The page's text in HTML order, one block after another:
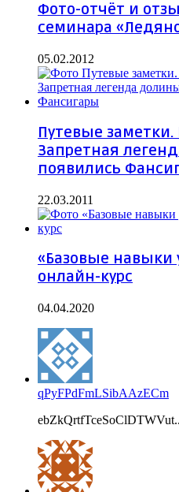
Фото-отчёт и
семинара
05.02.2012
Путевые заметки.
Запретная
появились
22.03.2011
«Базовые навыки
онлайн-курс
04.04.2020
qPyFPdFmLSibAAzECm